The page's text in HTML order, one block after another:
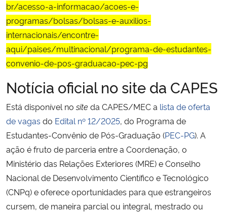
Banco Central do Brasil
Planalto
br/acesso-a-informacao/acoes-e-
programas/bolsas/bolsas-e-auxilios-
internacionais/encontre-
aqui/paises/multinacional/programa-de-estudantes-
convenio-de-pos-graduacao-pec-pg
Notícia oficial no site da CAPES
Está disponível nosite da CAPES/MEC a lista de oferta
de vagas do Edital nº 12/2025, do Programa de
Estudantes-Convênio de Pós-Graduação (PEC-PG). A
ação é fruto de parceria entre a Coordenação, o
Ministério das Relações Exteriores (MRE) e Conselho
Nacional de Desenvolvimento Científico e Tecnológico
(CNPq) e oferece oportunidades para que estrangeiros
cursem, de maneira parcial ou integral, mestrado ou